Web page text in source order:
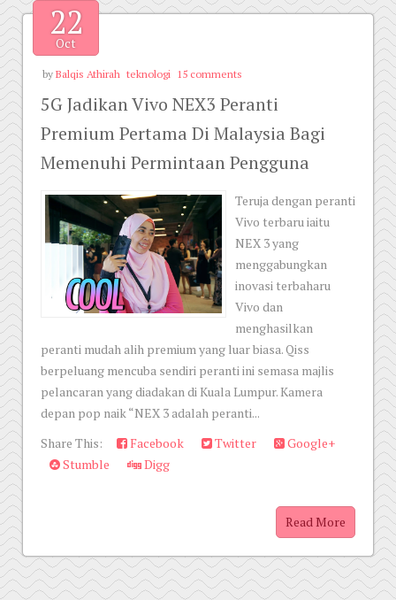
22
Oct
by Balqis Athirah teknologi 15 comments
5G Jadikan Vivo NEX3 Peranti
Premium Pertama Di Malaysia Bagi
Memenuhi Permintaan Pengguna
Teruja dengan peranti
Vivo terbaru iaitu
NEX 3 yang
menggabungkan
inovasi terbaharu
Vivo dan
menghasilkan
peranti mudah alih premium yang luar biasa. Qiss
berpeluang mencuba sendiri peranti ini semasa majlis
pelancaran yang diadakan di Kuala Lumpur. Kamera
depan pop naik “NEX 3 adalah peranti...
Share This:
Facebook Twitter
Google+
Stumble
Digg
Read More